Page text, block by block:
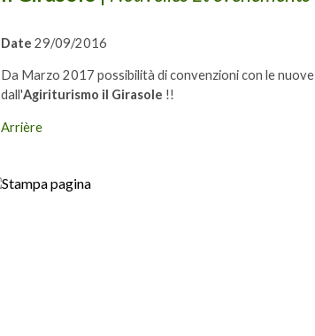
Date 29/09/2016
Da Marzo 2017 possibilità di convenzioni con le nuove
dall'Agiriturismo il Girasole !!
Arrière